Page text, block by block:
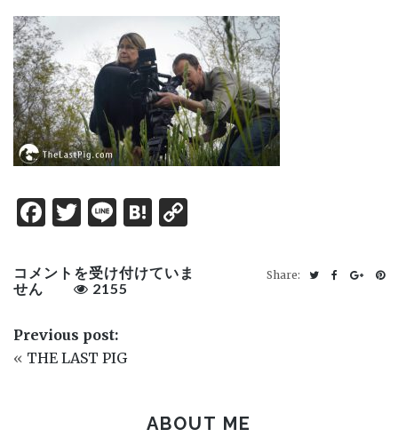
Facebook
Twitter
LineHatena
AAJB-
1030×579
コメントを受け付けていま
せん
2155
Share:
Previous post:
« THE LAST PIG
ABOUT ME